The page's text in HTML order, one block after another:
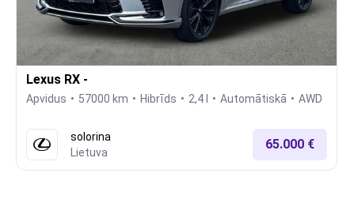
Lexus RX -
Apvidus 57000 km Hibrīds 2,4 l Automātiskā AWD
solorina
Lietuva
65.000 €